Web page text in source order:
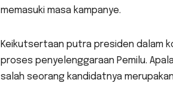
memasuki masa kampanye.
Keikutsertaan putra presiden dalam
proses penyelenggaraan Pemilu.
salah seorang kandidatnya